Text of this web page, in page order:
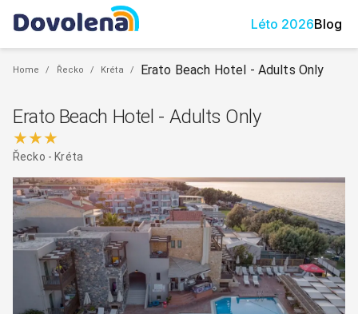
Léto 2026Blog
Home / Řecko / Kréta / Erato Beach Hotel - Adults Only
Erato Beach Hotel - Adults Only
★★★
Řecko - Kréta